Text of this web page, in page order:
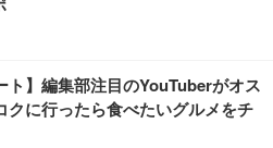
ト】編集部注目のYouTuberがオス
クに行ったら食べたいグルメをチ